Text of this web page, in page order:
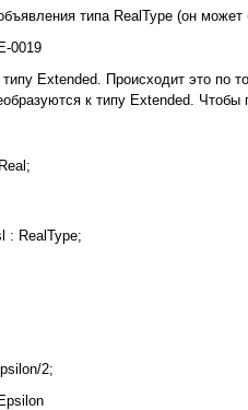
типа RealType (он
0019
типу Extended. Происходит это
к типу Extended.
: RealType;
2;